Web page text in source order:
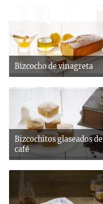
Bizcocho de vinagreta
Bizcochitos glaseados de
café